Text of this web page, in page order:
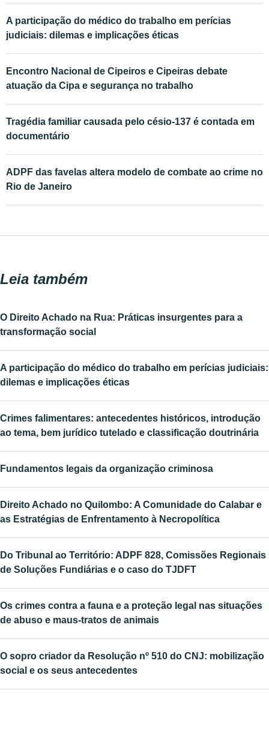
A participação do médico do trabalho em perícias
judiciais: dilemas e implicações éticas
Encontro Nacional de Cipeiros e Cipeiras debate
atuação da Cipa e segurança no trabalho
Tragédia familiar causada pelo césio-137 é contada em
documentário
ADPF das favelas altera modelo de combate ao crime no
Rio de Janeiro
Leia também
O Direito Achado na Rua: Práticas insurgentes para a
transformação social
A participação do médico do trabalho em perícias judiciais:
dilemas e implicações éticas
Crimes falimentares: antecedentes históricos, introdução
ao tema, bem jurídico tutelado e classificação doutrinária
Fundamentos legais da organização criminosa
Direito Achado no Quilombo: A Comunidade do Calabar e
as Estratégias de Enfrentamento à Necropolítica
Do Tribunal ao Território: ADPF 828, Comissões Regionais
de Soluções Fundiárias e o caso do TJDFT
Os crimes contra a fauna e a proteção legal nas situações
de abuso e maus-tratos de animais
O sopro criador da Resolução nº 510 do CNJ: mobilização
social e os seus antecedentes